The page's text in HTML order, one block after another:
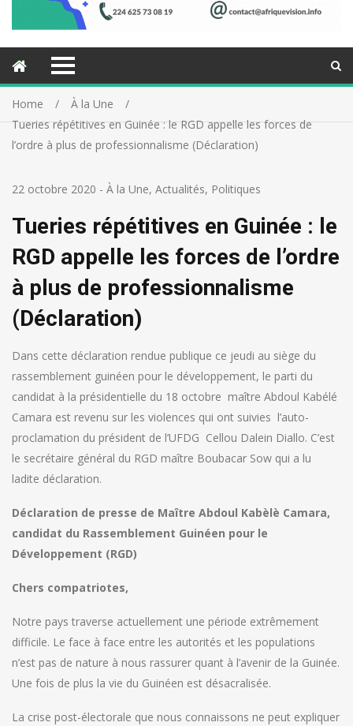
Home
À la Une
Tueries répétitives en Guinée : le RGD appelle les forces de
l’ordre à plus de professionnalisme (Déclaration)
22 octobre 2020 - À la Une, Actualités, Politiques
Tueries répétitives en Guinée : le
RGD appelle les forces de l’ordre
à plus de professionnalisme
(Déclaration)
Dans cette déclaration rendue publique ce jeudi au siège du
rassemblement guinéen pour le développement, le parti du
candidat à la présidentielle du 18 octobre maître Abdoul Kabélé
Camara est revenu sur les violences qui ont suivies l’auto-
proclamation du président de l’UFDG Cellou Dalein Diallo. C’est
le secrétaire général du RGD maître Boubacar Sow qui a lu
ladite déclaration.
Déclaration de presse de Maître Abdoul Kabèlè Camara,
candidat du Rassemblement Guinéen pour le
Développement (RGD)
Chers compatriotes,
Notre pays traverse actuellement une période extrêmement
difficile. Le face à face entre les autorités et les populations
n’est pas de nature à nous rassurer quant à l’avenir de la Guinée.
Une fois de plus la vie du Guinéen est désacralisée.
La crise post-électorale que nous connaissons ne peut expliquer